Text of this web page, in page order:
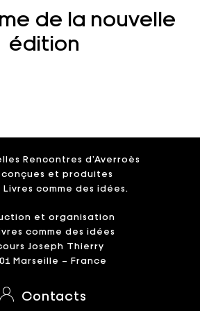
de l’exposition « Camus
midi », réalisée par la Région
de l’Alcazar de Marseille
septembre-31 décembre 2022).
de la nouvelle
édition
Rencontres d’Averroès
et produites
Livres comme des idées.
et organisation
comme des idées
Joseph Thierry
Marseille – France
Contacts